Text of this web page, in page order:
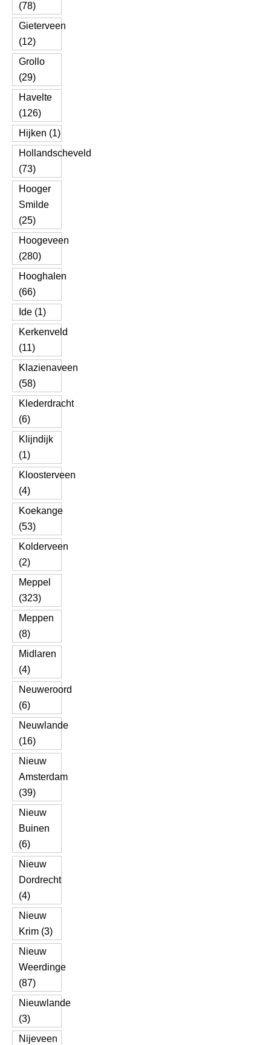
(78)
Gieterveen
(12)
Grollo
(29)
Havelte
(126)
Hijken (1)
Hollandscheveld
(73)
Hooger
Smilde
(25)
Hoogeveen
(280)
Hooghalen
(66)
Ide (1)
Kerkenveld
(11)
Klazienaveen
(58)
Klederdracht
(6)
Klijndijk
(1)
Kloosterveen
(4)
Koekange
(53)
Kolderveen
(2)
Meppel
(323)
Meppen
(8)
Midlaren
(4)
Neuweroord
(6)
Neuwlande
(16)
Nieuw
Amsterdam
(39)
Nieuw
Buinen
(6)
Nieuw
Dordrecht
(4)
Nieuw
Krim (3)
Nieuw
Weerdinge
(87)
Nieuwlande
(3)
Nijeveen